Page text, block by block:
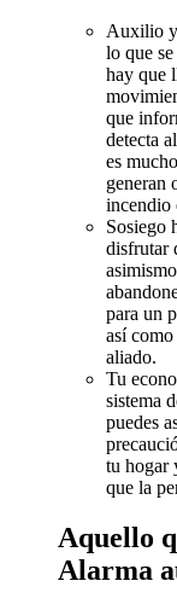
Auxilio y
lo que
hay que
que
detecta
es
generan
incendio
Sosiego
disfrutar
para un
así
aliado.
Tu
sistema
puedes
tu hogar
que la
Aquello
Alarma